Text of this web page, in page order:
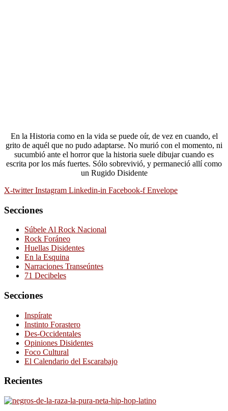
En la Historia como en la vida se puede oír, de vez en cuando, el
grito de aquél que no pudo adaptarse. No murió con el momento, ni
sucumbió ante el horror que la historia suele dibujar cuando es
escrita por los más fuertes. Sólo sobrevivió, y permaneció allí como
un Rugido Disidente
X-twitter Instagram Linkedin-in Facebook-f Envelope
Secciones
Súbele Al Rock Nacional
Rock Foráneo
Huellas Disidentes
En la Esquina
Narraciones Transeúntes
71 Decibeles
Secciones
Inspírate
Instinto Forastero
Des-Occidentales
Opiniones Disidentes
Foco Cultural
El Calendario del Escarabajo
Recientes